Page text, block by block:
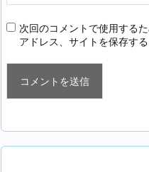
次回のコメントで使用する
アドレス、サイトを保存する